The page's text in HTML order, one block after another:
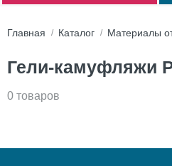
Главная Каталог Материалы
Гели-камуфляжи
0 товаров